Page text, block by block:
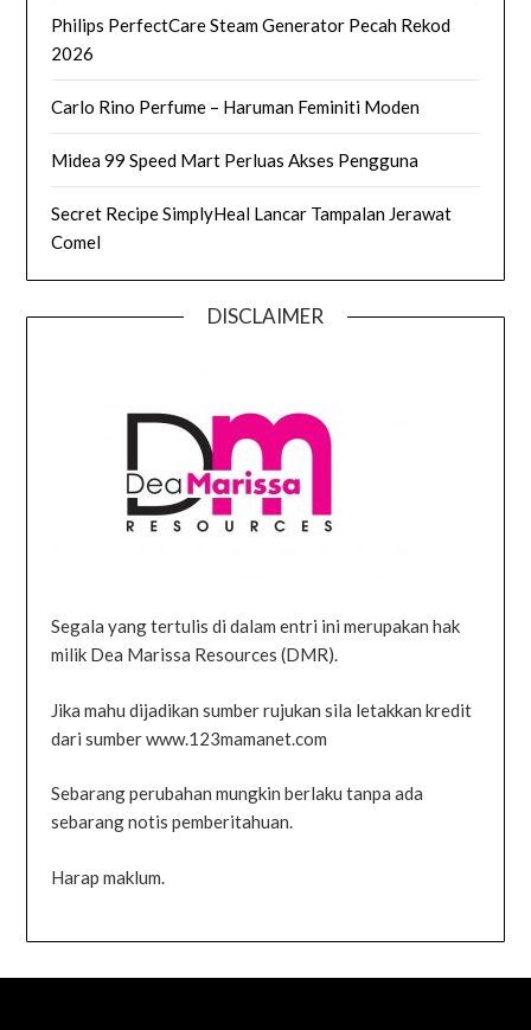
Philips PerfectCare Steam Generator Pecah Rekod
2026
Carlo Rino Perfume – Haruman Feminiti Moden
Midea 99 Speed Mart Perluas Akses Pengguna
Secret Recipe SimplyHeal Lancar Tampalan Jerawat
Comel
DISCLAIMER
Segala yang tertulis di dalam entri ini merupakan hak
milik Dea Marissa Resources (DMR).
Jika mahu dijadikan sumber rujukan sila letakkan kredit
dari sumber www.123mamanet.com
Sebarang perubahan mungkin berlaku tanpa ada
sebarang notis pemberitahuan.
Harap maklum.